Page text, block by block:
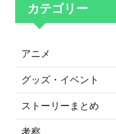
カテゴリー
アニメ
グッズ・イベント
ストーリーまとめ
考察